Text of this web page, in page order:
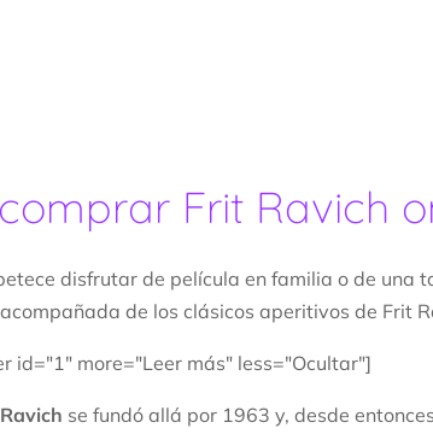
Frit Ravich
disfrutar de película en familia o de una
de los clásicos aperitivos de Frit
id="1" more="Leer más" less="Ocultar"]
se fundó allá por 1963 y, desde